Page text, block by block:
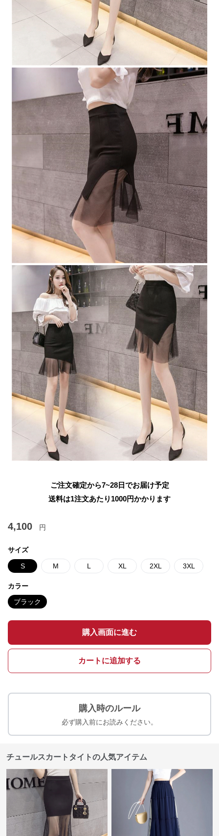
ご注文確定から7~28日でお届け予定
送料は1注文あたり 1000円かかります
4,100 円
サイズ
S M L XL 2XL 3XL
カラー
ブラック
購入画面に進む
カートに追加する
購入時のルール
必ず購入前にお読みください。
チュールスカートタイトの人気アイテム